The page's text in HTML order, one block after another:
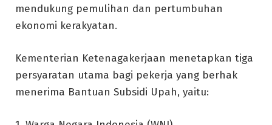
mendukung pemulihan dan pertumbuhan
ekonomi kerakyatan.
Kementerian Ketenagakerjaan menetapkan tiga
persyaratan utama bagi pekerja yang berhak
menerima Bantuan Subsidi Upah, yaitu: